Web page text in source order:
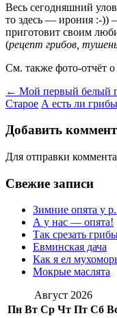
Весь сегодняшний
то здесь — ирония :-))
приготовит своим
(рецепт грибов,
См. также фото-отчёт
Навигация
по
записям
← Мой первый белый
Старое А есть ли
Добавить
Для отправки
Свежие записи
Зимние опята у
А у нас — опята!
Так срезать
Евминская дача
Как я ел
Мокрые маслята
Август 2026
Пн Вт Ср Чт Пт Сб